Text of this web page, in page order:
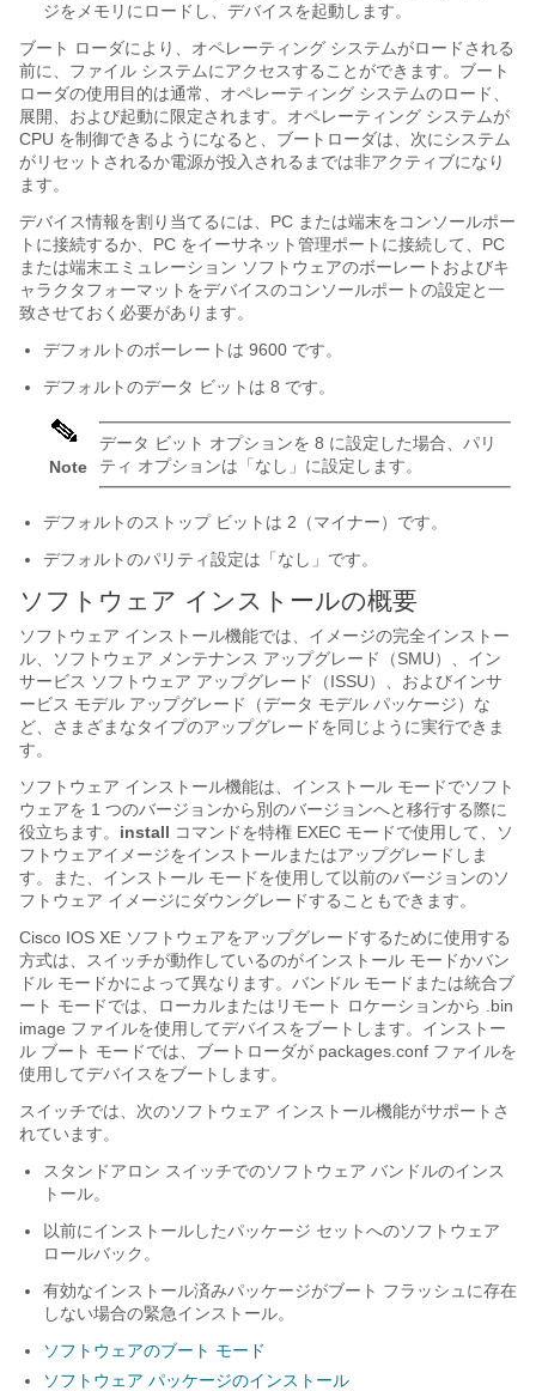
ジをメモリにロードし、デバイスを起動します。
ブート ローダにより、オペレーティング システムがロードされる
前に、ファイル システムにアクセスすることができます。ブート
ローダの使用目的は通常、オペレーティング システムのロード、
展開、および起動に限定されます。オペレーティング システムが
CPU を制御できるようになると、ブートローダは、次にシステム
がリセットされるか電源が投入されるまでは非アクティブになり
ます。
デバイス情報を割り当てるには、PC または端末をコンソールポー
トに接続するか、PC をイーサネット管理ポートに接続して、PC
または端末エミュレーション ソフトウェアのボーレートおよびキ
ャラクタフォーマットをデバイスのコンソールポートの設定と一
致させておく必要があります。
デフォルトのボーレートは 9600 です。
デフォルトのデータ ビットは 8 です。
Note
データ ビット オプションを 8 に設定した場合、パリ
ティ オプションは「なし」に設定します。
デフォルトのストップ ビットは 2（マイナー）です。
デフォルトのパリティ設定は「なし」です。
ソフトウェア インストールの概要
ソフトウェア インストール機能では、イメージの完全インストー
ル、ソフトウェア メンテナンス アップグレード（SMU）、 イン
サービス ソフトウェア アップグレード（ISSU）、 およびインサ
ービス モデル アップグレード（データ モデル パッケージ）な
ど、さまざまなタイプのアップグレードを同じように実行できま
す。
ソフトウェア インストール機能は、インストール モードでソフト
ウェアを 1 つのバージョンから別のバージョンへと移行する際に
役立ちます。 install コマンドを特権 EXEC モードで使用して、ソ
フトウェアイメージをインストールまたはアップグレードしま
す。また、インストール モードを使用して以前のバージョンのソ
フトウェア イメージにダウングレードすることもできます。
Cisco IOS XE ソフトウェアをアップグレードするために使用する
方式は、スイッチが動作しているのがインストール モードかバン
ドル モードかによって異なります。バンドル モードまたは統合ブ
ート モードでは、ローカルまたはリモート ロケーションから .bin
image ファイルを使用してデバイスをブートします。インストー
ル ブート モードでは、ブートローダが packages.conf ファイルを
使用してデバイスをブートします。
スイッチでは、次のソフトウェア インストール機能がサポートさ
れています。
スタンドアロン スイッチでのソフトウェア バンドルのインス
トール。
以前にインストールしたパッケージ セットへのソフトウェア
ロールバック。
有効なインストール済みパッケージがブート フラッシュに存在
しない場合の緊急インストール。
ソフトウェアのブート モード
ソフトウェア パッケージのインストール